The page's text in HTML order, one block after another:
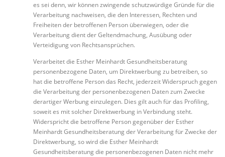
es sei denn, wir können zwingende schutzwürdige Gründe für die
Verarbeitung nachweisen, die den Interessen, Rechten und
Freiheiten der betroffenen Person überwiegen, oder die
Verarbeitung dient der Geltendmachung, Ausübung oder
Verteidigung von Rechtsansprüchen.
Verarbeitet die Esther Meinhardt Gesundheitsberatung
personenbezogene Daten, um Direktwerbung zu betreiben, so
hat die betroffene Person das Recht, jederzeit Widerspruch gegen
die Verarbeitung der personenbezogenen Daten zum Zwecke
derartiger Werbung einzulegen. Dies gilt auch für das Profiling,
soweit es mit solcher Direktwerbung in Verbindung steht.
Widerspricht die betroffene Person gegenüber der Esther
Meinhardt Gesundheitsberatung der Verarbeitung für Zwecke der
Direktwerbung, so wird die Esther Meinhardt
Gesundheitsberatung die personenbezogenen Daten nicht mehr